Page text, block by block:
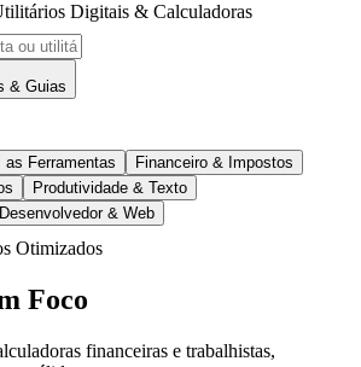
Digitais & Calculadoras
& Guias
as Ferramentas
Financeiro & Impostos
Produtividade & Texto
Desenvolvedor & Web
Otimizados
Foco
financeiras e trabalhistas,